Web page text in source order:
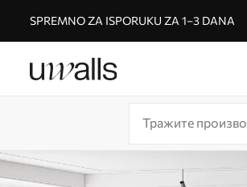
SPREMNO ZA ISPORUKU ZA 1–3 DANA